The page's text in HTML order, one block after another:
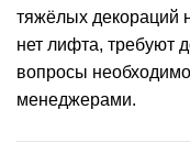
тяжёлых декораций
нет лифта, требуют
вопросы
менеджерами.